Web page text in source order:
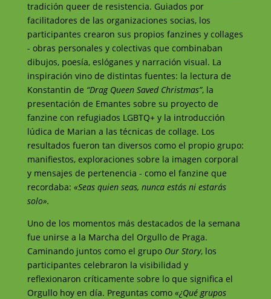
tradición queer de resistencia. Guiados por
facilitadores de las organizaciones socias, los
participantes crearon sus propios fanzines y collages
- obras personales y colectivas que combinaban
dibujos, poesía, eslóganes y narración visual. La
inspiración vino de distintas fuentes: la lectura de
Konstantin de “Drag Queen Saved Christmas”, la
presentación de Emantes sobre su proyecto de
fanzine con refugiados LGBTQ+ y la introducción
lúdica de Marian a las técnicas de collage. Los
resultados fueron tan diversos como el propio grupo:
manifiestos, exploraciones sobre la imagen corporal
y mensajes de pertenencia - como el fanzine que
recordaba: «Seas quien seas, nunca estás ni estarás
solo».
Uno de los momentos más destacados de la semana
fue unirse a la Marcha del Orgullo de Praga.
Caminando juntos como el grupo Our Story, los
participantes celebraron la visibilidad y
reflexionaron críticamente sobre lo que significa el
Orgullo hoy en día. Preguntas como «¿Qué grupos